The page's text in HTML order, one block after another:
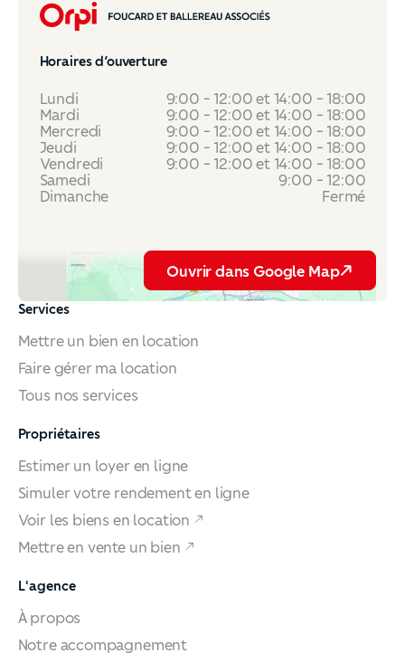
Horaires d’ouverture
Lundi
9:00 - 12:00 et 14:00 - 18:00
Mardi
9:00 - 12:00 et 14:00 - 18:00
Mercredi
9:00 - 12:00 et 14:00 - 18:00
Jeudi
9:00 - 12:00 et 14:00 - 18:00
Vendredi
9:00 - 12:00 et 14:00 - 18:00
Samedi
9:00 - 12:00
Dimanche
Fermé
Ouvrir dans Google Map
Ouvrir dans Google Map
Services
Mettre un bien en location
Faire gérer ma location
Tous nos services
Propriétaires
Estimer un loyer en ligne
Simuler votre rendement en ligne
Voir les biens en location
Mettre en vente un bien
L'agence
À propos
Notre accompagnement